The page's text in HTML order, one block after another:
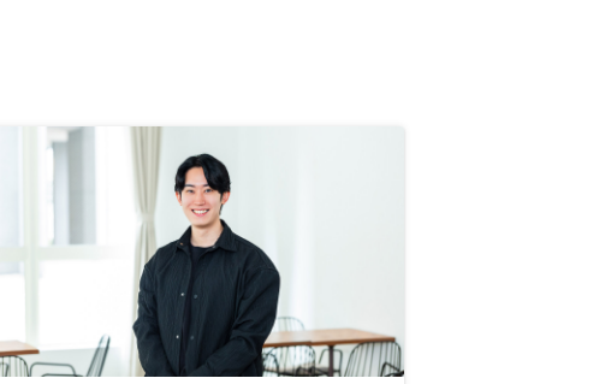
に視覚的にわかりやすいUXのアプ
リの提供にとても感動しました。
好き放題書いてすみません。戯言だ
と思ってください。笑プロモーショ
ンにおける誤解が少し散見されま
す。 その部分において一部の層か
らネット批判も多く見受けられま
す。 仕組みがわかればとても良い
ことはわかるのですが。笑